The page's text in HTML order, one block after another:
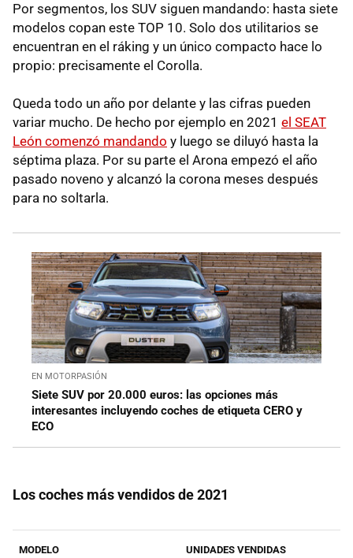
Por segmentos, los SUV siguen mandando: hasta siete
modelos copan este TOP 10. Solo dos utilitarios se
encuentran en el ráking y un único compacto hace lo
propio: precisamente el Corolla.
Queda todo un año por delante y las cifras pueden
variar mucho. De hecho por ejemplo en 2021 el SEAT
León comenzó mandando y luego se diluyó hasta la
séptima plaza. Por su parte el Arona empezó el año
pasado noveno y alcanzó la corona meses después
para no soltarla.
EN MOTORPASIÓN
Siete SUV por 20.000 euros: las opciones más
interesantes incluyendo coches de etiqueta CERO y
ECO
Los coches más vendidos de 2021
MODELO UNIDADES VENDIDAS